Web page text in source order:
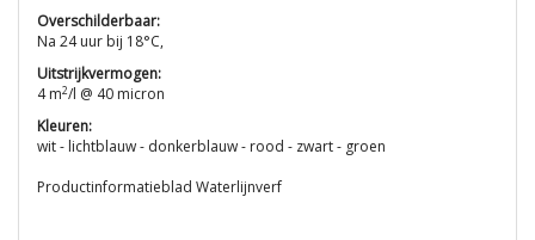
Overschilderbaar:
Na 24 uur bij 18°C,
Uitstrijkvermogen:
4 m2/l @ 40 micron
Kleuren:
wit - lichtblauw - donkerblauw - rood - zwart - groen
Productinformatieblad Waterlijnverf